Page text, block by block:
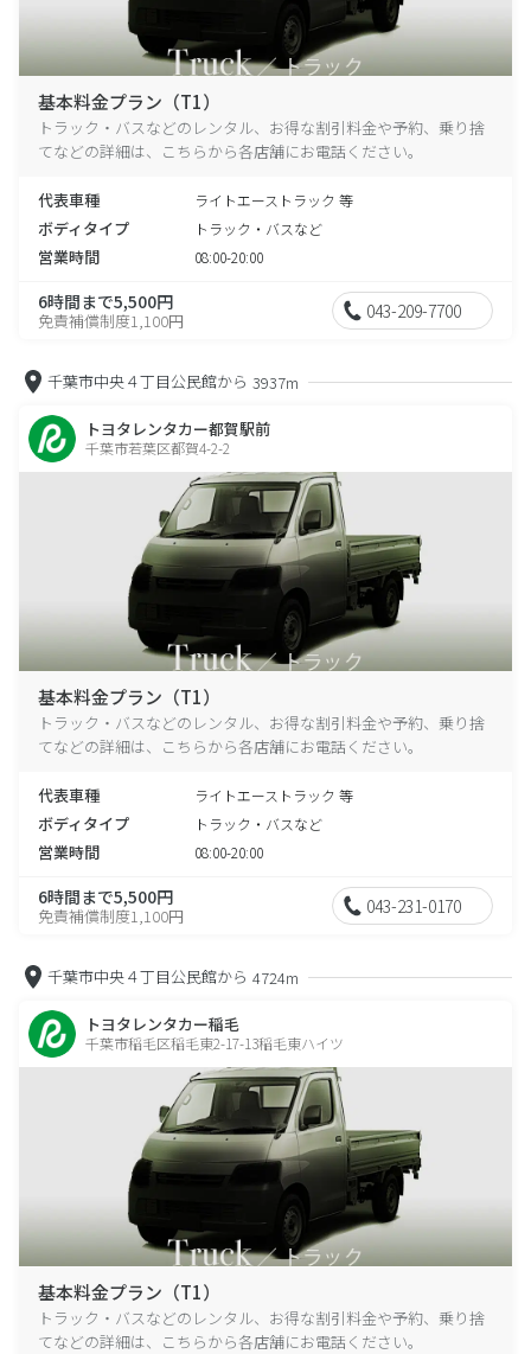
基本料金プラン（T1）
トラック・バスなどのレンタル、お得な割引料金や予約、乗り捨
てなどの詳細は、こちらから各店舗にお電話ください。
代表車種 ライトエーストラック 等
ボディタイプ トラック・バスなど
営業時間 08:00-20:00
6時間まで5,500円
免責補償制度1,100円 043-209-7700
千葉市中央４丁目公民館から 3937m
トヨタレンタカー都賀駅前
千葉市若葉区都賀4-2-2
基本料金プラン（T1）
トラック・バスなどのレンタル、お得な割引料金や予約、乗り捨
てなどの詳細は、こちらから各店舗にお電話ください。
代表車種 ライトエーストラック 等
ボディタイプ トラック・バスなど
営業時間 08:00-20:00
6時間まで5,500円
免責補償制度1,100円 043-231-0170
千葉市中央４丁目公民館から 4724m
トヨタレンタカー稲毛
千葉市稲毛区稲毛東2-17-13稲毛東ハイツ
基本料金プラン（T1）
トラック・バスなどのレンタル、お得な割引料金や予約、乗り捨
てなどの詳細は、こちらから各店舗にお電話ください。